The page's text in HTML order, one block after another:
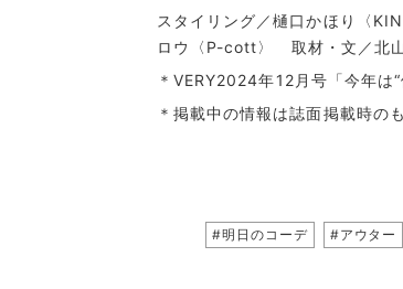
スタイリング／樋口かほり〈
ロウ〈P-cott〉 取材・文／北
＊VERY2024年12月号「今年は
＊掲載中の情報は誌面掲載時の
#明日のコーデ #アウター